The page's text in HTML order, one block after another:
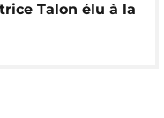
Talon élu à la